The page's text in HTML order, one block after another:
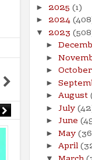
► 2025 (1)
► 2024
▼ 2023
►
►
► October
►
► August
► July
► June
► May
► April
▼